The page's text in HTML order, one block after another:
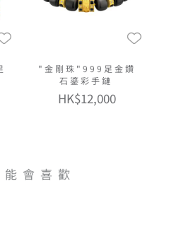
"金剛珠"999足金鑽
石鎏彩手鏈
HK$12,000
能會喜歡